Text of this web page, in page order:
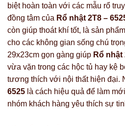
biệt hoàn toàn với các mẫu rổ
đồng tâm của Rổ nhật 2T8 –
còn giúp thoát khí tốt, là sản
cho các không gian sống chú
29x23cm gọn gàng giúp Rổ nhật
vừa vặn trong các hộc tủ hay kệ
tương thích với nội thất hiện đại.
6525 là cách hiệu quả để làm
nhóm khách hàng yêu thích sự